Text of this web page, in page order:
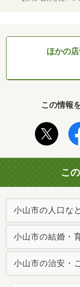
ほかの
この情報
こ
小山市の人口な
小山市の結婚・
小山市の治安・